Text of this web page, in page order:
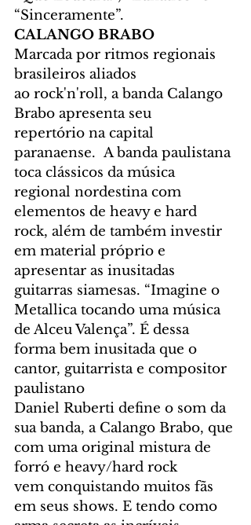
“Sinceramente”.
CALANGO BRABO
Marcada por ritmos regionais
brasileiros aliados
ao rock'n'roll, a banda Calango
Brabo apresenta seu
repertório na capital
paranaense.  A banda paulistana
toca clássicos da música
regional nordestina com
elementos de heavy e hard
rock, além de também investir
em material próprio e
apresentar as inusitadas
guitarras siamesas. “Imagine o
Metallica tocando uma música
de Alceu Valença”. É dessa
forma bem inusitada que o
cantor, guitarrista e compositor
paulistano
Daniel Ruberti define o som da
sua banda, a Calango Brabo, que
com uma original mistura de
forró e heavy/hard rock
vem conquistando muitos fãs
em seus shows. E tendo como